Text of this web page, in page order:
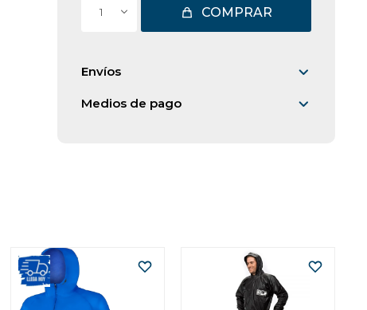
1 COMPRAR
Envíos
Medios de pago